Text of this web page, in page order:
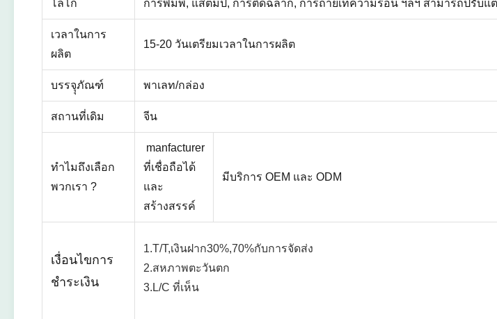
โลโก้ การพิมพ์, แสตมป์, การติดฉลาก, การถ่ายเทความร้อน ฯลฯ สามารถปรับแ
เวลาในการ
ผลิต
15-20 วันเตรียมเวลาในการผลิต
บรรจุุภัณฑ์ พาเลท/กล่อง
สถานที่เดิม จีน
ทำไมถึงเลือก
พวกเรา ?
manfacturer
ที่เชื่อถือได้
และ
สร้างสรรค์
มีบริการ OEM และ ODM
เงื่อนไขการ
ชำระเงิน
1.T/T,เงินฝาก30%,70%กับการจัดส่ง
2.สหภาพตะวันตก
3.L/C ที่เห็น